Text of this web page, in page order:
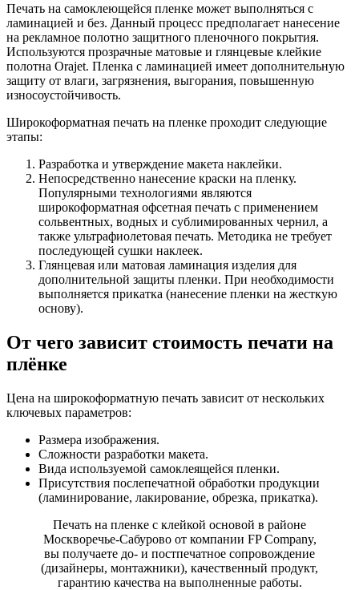
Печать на самоклеющейся пленке может выполняться с
ламинацией и без. Данный процесс предполагает нанесение
на рекламное полотно защитного пленочного покрытия.
Используются прозрачные матовые и глянцевые клейкие
полотна Orajet. Пленка с ламинацией имеет дополнительную
защиту от влаги, загрязнения, выгорания, повышенную
износоустойчивость.
Широкоформатная печать на пленке проходит следующие
этапы:
Разработка и утверждение макета наклейки.
Непосредственно нанесение краски на пленку.
Популярными технологиями являются
широкоформатная офсетная печать с применением
сольвентных, водных и сублимированных чернил, а
также ультрафиолетовая печать. Методика не требует
последующей сушки наклеек.
Глянцевая или матовая ламинация изделия для
дополнительной защиты пленки. При необходимости
выполняется прикатка (нанесение пленки на жесткую
основу).
От чего зависит стоимость печати на
плёнке
Цена на широкоформатную печать зависит от нескольких
ключевых параметров:
Размера изображения.
Сложности разработки макета.
Вида используемой самоклеящейся пленки.
Присутствия послепечатной обработки продукции
(ламинирование, лакирование, обрезка, прикатка).
Печать на пленке с клейкой основой в районе
Москворечье-Сабурово от компании FP Company,
вы получаете до- и постпечатное сопровождение
(дизайнеры, монтажники), качественный продукт,
гарантию качества на выполненные работы.